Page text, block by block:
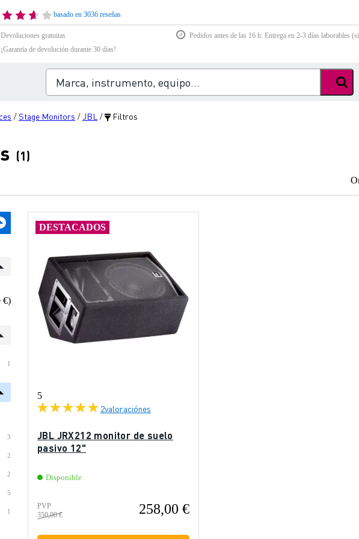
basado en 3036 reseñas
Devoluciones gratuitas
Pedidos antes de las 16 h: Entrega en 2-3 días laborables
¡Garantía de devolución durante 30 días!
/Stage Monitors / JBL / Filtros
(1)
€)
1
3
2
2
5
1
DESTACADOS
5
2valoraciónes
JBL JRX212 monitor de suelo
pasivo 12"
Disponible
PVP
350,00 €
258,00 €